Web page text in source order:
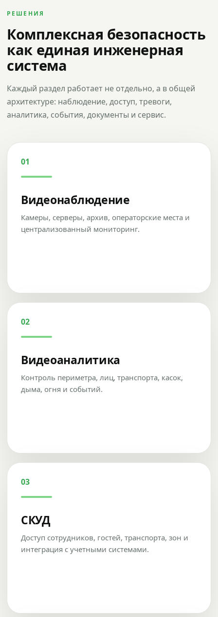
РЕШЕНИЯ
Комплексная безопасность
как единая инженерная
система
Каждый раздел работает не отдельно, а в общей
архитектуре: наблюдение, доступ, тревоги,
аналитика, события, документы и сервис.
01
Видеонаблюдение
Камеры, серверы, архив, операторские места и
централизованный мониторинг.
02
Видеоаналитика
Контроль периметра, лиц, транспорта, касок,
дыма, огня и событий.
03
СКУД
Доступ сотрудников, гостей, транспорта, зон и
интеграция с учетными системами.